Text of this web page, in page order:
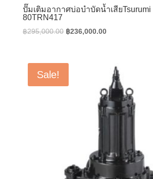
ปั๊มเติมอากาศบ่อบำบัดน้ำเสียTsurumi
80TRN417
฿295,000.00 Original
฿295,000.00.
฿236,000.00Current
฿236,000.00.
Sale!